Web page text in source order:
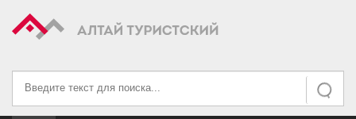
Искать
Искать...